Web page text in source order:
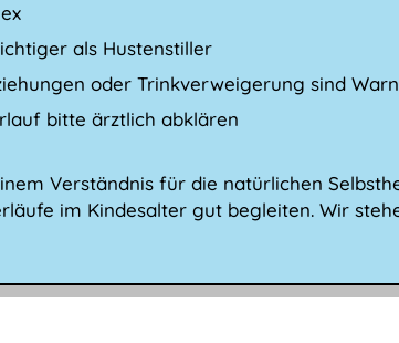
als Hustenstiller
oder Trinkverweigerung sind
bitte ärztlich abklären
Verständnis für die natürlichen
im Kindesalter gut begleiten. Wir